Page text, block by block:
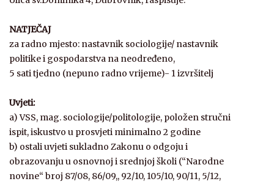
NATJEČAJ
za radno mjesto: nastavnik sociologije/ nastavnik
politike i gospodarstva na neodređeno,
5 sati tjedno (nepuno radno vrijeme)- 1 izvršitelj
Uvjeti:
a) VSS, mag. sociologije/politologije, položen stručni
ispit, iskustvo u prosvjeti minimalno 2 godine
b) ostali uvjeti sukladno Zakonu o odgoju i
obrazovanju u osnovnoj i srednjoj školi (“Narodne
novine“ broj 87/08, 86/09,, 92/10, 105/10, 90/11, 5/12,